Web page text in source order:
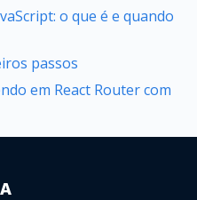
o que é e quando
passos
em React Router com